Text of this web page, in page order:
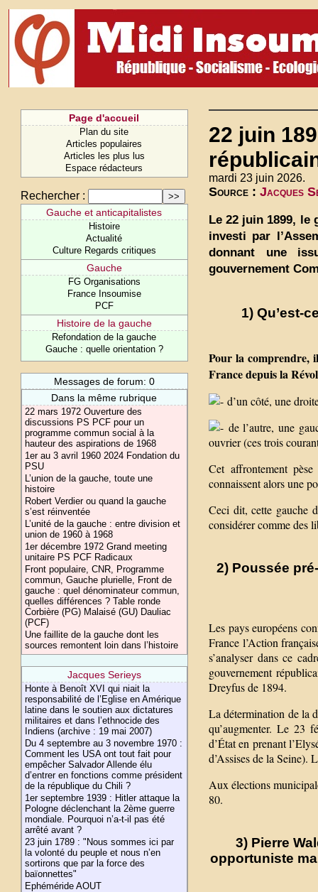
Page d'accueil
Plan du site
Articles populaires
Articles les plus lus
Espace rédacteurs
Rechercher :
Gauche et anticapitalistes
Histoire
Actualité
Culture Regards critiques
Gauche
FG Organisations
France Insoumise
PCF
Histoire de la gauche
Refondation de la gauche
Gauche : quelle orientation ?
Messages de forum: 0
Dans la même rubrique
22 mars 1972 Ouverture des
discussions PS PCF pour un
programme commun social à la
hauteur des aspirations de 1968
1er au 3 avril 1960 2024 Fondation du
PSU
L’union de la gauche, toute une
histoire
Robert Verdier ou quand la gauche
s’est réinventée
L’unité de la gauche : entre division et
union de 1960 à 1968
1er décembre 1972 Grand meeting
unitaire PS PCF Radicaux
Front populaire, CNR, Programme
commun, Gauche plurielle, Front de
gauche : quel dénominateur commun,
quelles différences ? Table ronde
Corbière (PG) Malaisé (GU) Dauliac
(PCF)
Une faillite de la gauche dont les
sources remontent loin dans l’histoire
Jacques Serieys
Honte à Benoît XVI qui niait la
responsabilité de l’Eglise en Amérique
latine dans le soutien aux dictatures
militaires et dans l’ethnocide des
Indiens (archive : 19 mai 2007)
Du 4 septembre au 3 novembre 1970 :
Comment les USA ont tout fait pour
empêcher Salvador Allende élu
d’entrer en fonctions comme président
de la république du Chili ?
1er septembre 1939 : Hitler attaque la
Pologne déclenchant la 2ème guerre
mondiale. Pourquoi n’a-t-il pas été
arrêté avant ?
23 juin 1789 : "Nous sommes ici par
la volonté du peuple et nous n’en
sortirons que par la force des
baïonnettes"
Ephéméride AOUT
22 juin
mardi 23 juin 2026.
Source : Jacques
Le 22 juin 1899, le
investi par
donnant une
gouvernement
1) Qu’est-
Pour la comprendre,
France depuis la
d’un côté, une
de l’autre, une
ouvrier (ces trois
Cet affrontement
connaissent alors une
Ceci dit, cette gauche
considérer comme des
2) Poussée
Les pays européens
France l’Action
s’analyser dans ce
gouvernement
Dreyfus de 1894.
La détermination de la
qu’augmenter. Le 23
d’État en prenant
d’Assises de la Seine).
Aux élections
80.
3) Pierre
opportuniste